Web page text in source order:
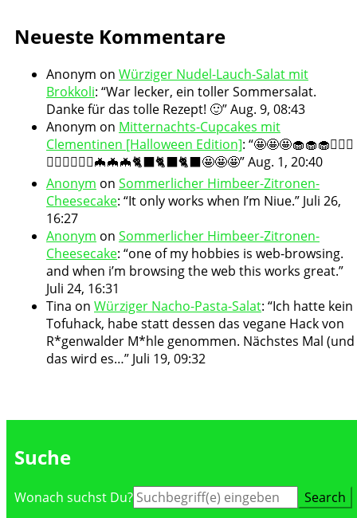
Neueste Kommentare
Anonym on Würziger Nudel-Lauch-Salat mit
Brokkoli: “War lecker, ein toller Sommersalat.
Danke für das tolle Rezept! 🙂”Aug. 9, 08:43
Anonym on Mitternachts-Cupcakes mit
Clementinen [Halloween Edition]: “🤩🤩🤩🧁🧁🧁🧛🏻‍♀️
🧛🏻‍♀️🧛🏻‍♀️🦇🦇🦇🐈‍⬛🐈‍⬛🐈‍⬛🤩🤩🤩”Aug. 1, 20:40
Anonym on Sommerlicher Himbeer-Zitronen-
Cheesecake: “It only works when I’m Niue.” Juli 26,
16:27
Anonym on Sommerlicher Himbeer-Zitronen-
Cheesecake: “one of my hobbies is web-browsing.
and when i’m browsing the web this works great.”
Juli 24, 16:31
Tina on Würziger Nacho-Pasta-Salat: “Ich hatte kein
Tofuhack, habe statt dessen das vegane Hack von
R*genwalder M*hle genommen. Nächstes Mal (und
das wird es…” Juli 19, 09:32
Suche
Suche
Wonach suchst Du?